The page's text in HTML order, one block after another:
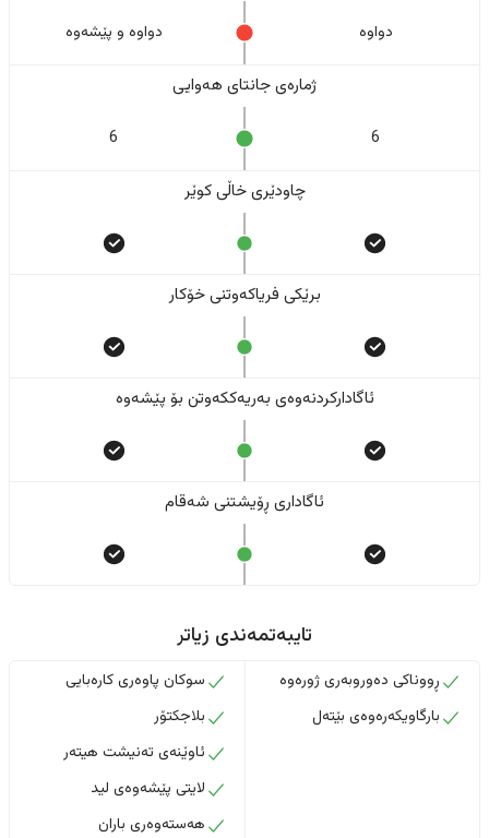
دواوە دواوە و پێشەوە
ژمارەی جانتای هەوایی
6
6
چاودێری خاڵی کوێر
برێکی فریاکەوتنی خۆکار
ئاگادارکردنەوەی بەریەککەوتن بۆ پێشەوە
ئاگاداری ڕۆیشتنی شەقام
تایبەتمەندی زیاتر
ڕووناکی دەوروبەری ژورەوە
بارگاویکەرەوەی بێتەل
سوکان پاوەری کارەبایی
بلاجکتۆر
ئاوێنەی تەنیشت هیتەر
لایتی پێشەوەی لید
هەستەوەری باران